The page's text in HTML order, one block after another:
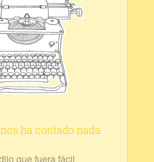
ha contado nada
que fuera fácil